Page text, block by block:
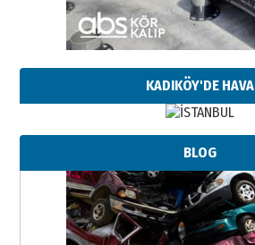
KADIKÖY'DE HAVA
BLOG
Neşat YALÇIN